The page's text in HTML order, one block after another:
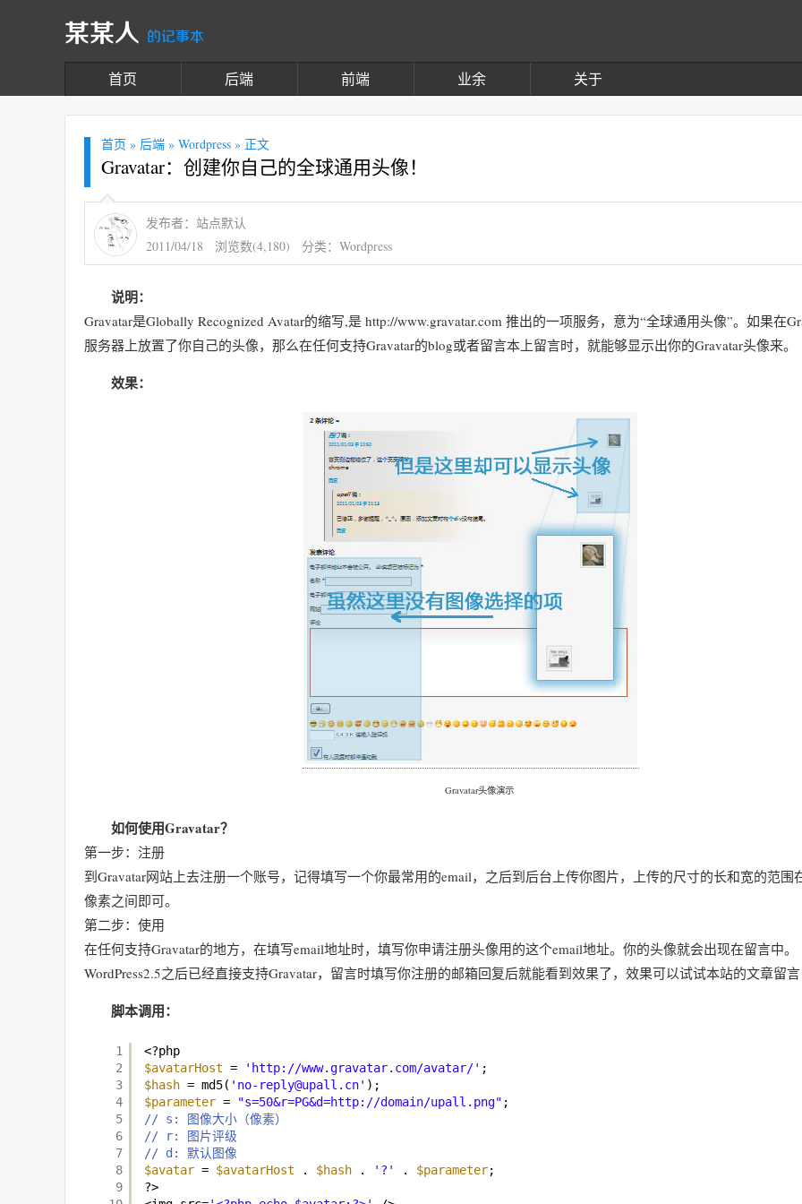
某某人 的记事本
首页 后端 前端 业余 关于
首页 » 后端 » Wordpress » 正文
Gravatar：创建你自己的全球通用头像！
发布者：站点默认
2011/04/18
浏览数(4,180) 分类： Wordpress
说明：
Gravatar是Globally Recognized Avatar的缩写,是 http://www.gravatar.com 推出的一项服务，意为“全球通用头像”。如果在
服务器上放置了你自己的头像，那么在任何支持Gravatar的blog或者留言本上留言时，就能够显示出你的Gravatar头像来。
效果：
Gravatar头像演示
如何使用Gravatar？
第一步：注册
到Gravatar网站上去注册一个账号，记得填写一个你最常用的email，之后到后台上传你图片，上传的尺寸的长和宽的范围
像素之间即可。
第二步：使用
在任何支持Gravatar的地方，在填写email地址时，填写你申请注册头像用的这个email地址。你的头像就会出现在留言中。
WordPress2.5之后已经直接支持Gravatar，留言时填写你注册的邮箱回复后就能看到效果了，效果可以试试本站的文章留
脚本调用：
1
2
3
4
5
6
7
8
9
<?php
$avatarHost = 'http://www.gravatar.com/avatar/' ;
$hash = md5( 'no-reply@upall.cn' );
$parameter = "s=50&r=PG&d=http://domain/upall.png" ;
// s: 图像大小（像素）
// r: 图片评级
// d: 默认图像
$avatar = $avatarHost . $hash . '?' . $parameter;
?>